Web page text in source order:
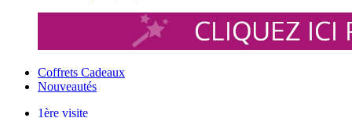
Coffrets Cadeaux
Nouveautés
1ère visite